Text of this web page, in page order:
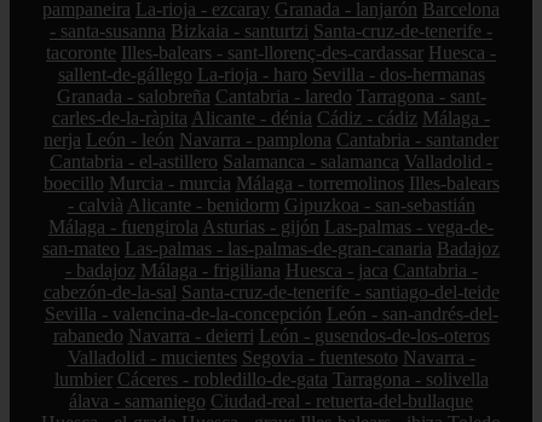
pampaneira La-rioja - ezcaray Granada - lanjarón Barcelona
- santa-susanna Bizkaia - santurtzi Santa-cruz-de-tenerife -
tacoronte Illes-balears - sant-llorenç-des-cardassar Huesca -
sallent-de-gállego La-rioja - haro Sevilla - dos-hermanas
Granada - salobreña Cantabria - laredo Tarragona - sant-
carles-de-la-ràpita Alicante - dénia Cádiz - cádiz Málaga -
nerja León - león Navarra - pamplona Cantabria - santander
Cantabria - el-astillero Salamanca - salamanca Valladolid -
boecillo Murcia - murcia Málaga - torremolinos Illes-balears
- calvià Alicante - benidorm Gipuzkoa - san-sebastián
Málaga - fuengirola Asturias - gijón Las-palmas - vega-de-
san-mateo Las-palmas - las-palmas-de-gran-canaria Badajoz
- badajoz Málaga - frigiliana Huesca - jaca Cantabria -
cabezón-de-la-sal Santa-cruz-de-tenerife - santiago-del-teide
Sevilla - valencina-de-la-concepción León - san-andrés-del-
rabanedo Navarra - deierri León - gusendos-de-los-oteros
Valladolid - mucientes Segovia - fuentesoto Navarra -
lumbier Cáceres - robledillo-de-gata Tarragona - solivella
álava - samaniego Ciudad-real - retuerta-del-bullaque